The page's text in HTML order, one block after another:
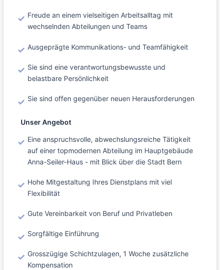
Freude an einem vielseitigen Arbeitsalltag mit
wechselnden Abteilungen und Teams
Ausgeprägte Kommunikations- und Teamfähigkeit
Sie sind eine verantwortungsbewusste und
belastbare Persönlichkeit
Sie sind offen gegenüber neuen Herausforderungen
Unser Angebot
Eine anspruchsvolle, abwechslungsreiche Tätigkeit
auf einer topmodernen Abteilung im Hauptgebäude
Anna-Seiler-Haus - mit Blick über die Stadt Bern
Hohe Mitgestaltung Ihres Dienstplans mit viel
Flexibilität
Gute Vereinbarkeit von Beruf und Privatleben
Sorgfältige Einführung
Grosszügige Schichtzulagen, 1 Woche zusätzliche
Kompensation